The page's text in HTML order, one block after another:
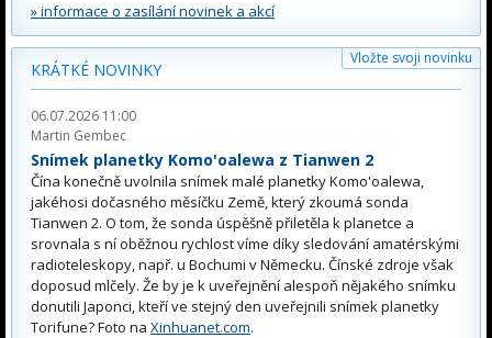
» informace o zasílání novinek a akcí
Vložte svoji novinku
KRÁTKÉ NOVINKY
06.07.2026 11:00
Martin Gembec
Snímek planetky Komo'oalewa z Tianwen 2
Čína konečně uvolnila snímek malé planetky Komo'oalewa,
jakéhosi dočasného měsíčku Země, který zkoumá sonda
Tianwen 2. O tom, že sonda úspěšně přiletěla k planetce a
srovnala s ní oběžnou rychlost víme díky sledování amatérskými
radioteleskopy, např. u Bochumi v Německu. Čínské zdroje však
doposud mlčely. Že by je k uveřejnění alespoň nějakého snímku
donutili Japonci, kteří ve stejný den uveřejnili snímek planetky
Torifune? Foto na Xinhuanet.com.